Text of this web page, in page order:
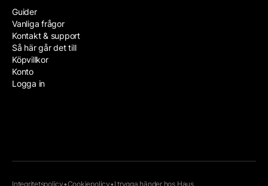
Guider
Vanliga frågor
Kontakt & support
Så här går det till
Köpvillkor
Konto
Logga in
Integritetspolicy•Cookiepolicy•I trygga händer hos Haus